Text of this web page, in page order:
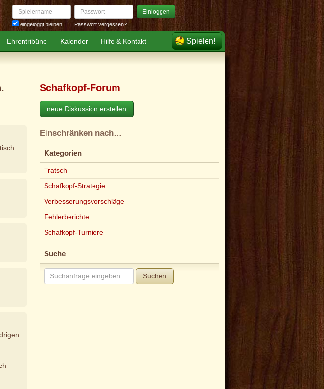
Spielername
eingeloggt bleiben
Passwort Einloggen
Passwort vergessen?
Ehrentribüne Kalender Hilfe & Kontakt Spielen!
Schafkopf-Forum
neue Diskussion erstellen
Einschränken nach…
Kategorien
Tratsch
Schafkopf-Strategie
Verbesserungsvorschläge
Fehlerberichte
Schafkopf-Turniere
Suche
Suchen